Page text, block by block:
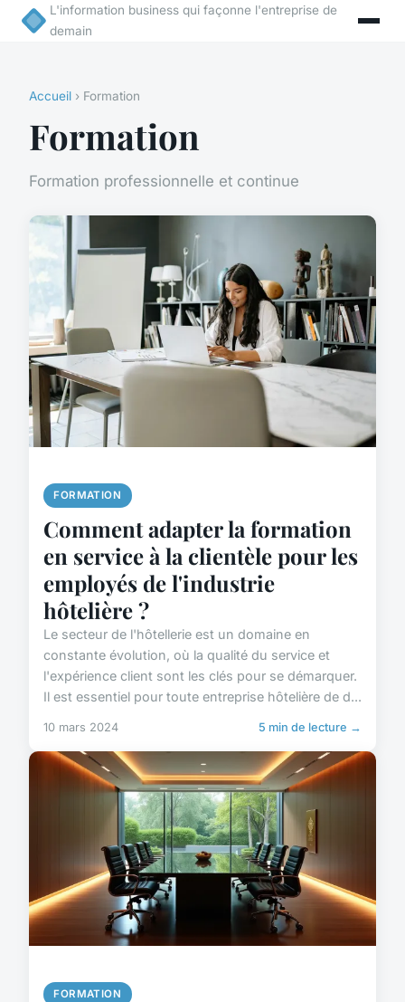
L'information business qui façonne l'entreprise de
demain
Accueil › Formation
Formation
Formation professionnelle et continue
FORMATION
Comment adapter la formation
en service à la clientèle pour les
employés de l'industrie
hôtelière ?
Le secteur de l'hôtellerie est un domaine en
constante évolution, où la qualité du service et
l'expérience client sont les clés pour se démarquer.
Il est essentiel pour toute entreprise hôtelière de d...
10 mars 2024 5 min de lecture →
FORMATION